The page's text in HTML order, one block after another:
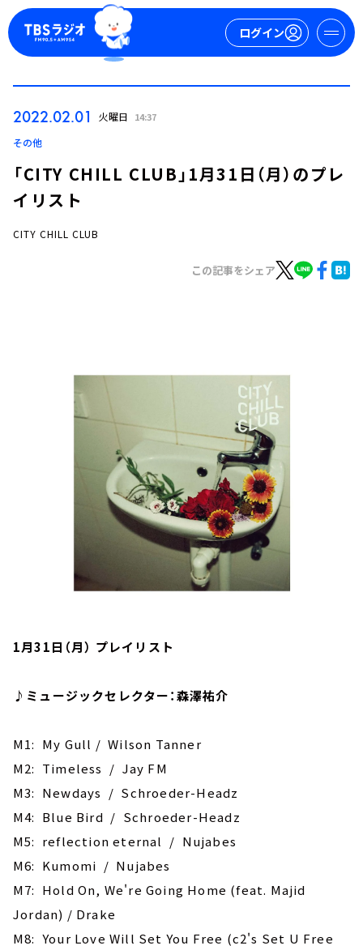
ログイン
お知らせ
イベント・グッズ
YouTube
2022.02.01 火曜日 14:37
その他
「CITY CHILL CLUB」1月31日（月）のプレ
イリスト
CITY CHILL CLUB
この記事をシェア
1月31日（月） プレイリスト
♪ミュージックセレクター：森澤祐介
M1: My Gull / Wilson Tanner
M2: Timeless / Jay FM
M3: Newdays / Schroeder-Headz
M4: Blue Bird / Schroeder-Headz
M5: reflection eternal / Nujabes
M6: Kumomi / Nujabes
M7: Hold On, We're Going Home (feat. Majid
Jordan) / Drake
M8: Your Love Will Set You Free (c2's Set U Free